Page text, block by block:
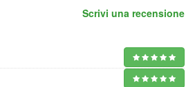
Scrivi una recensione